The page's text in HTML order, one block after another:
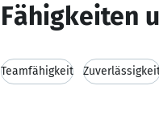
Fähigkeiten
Teamfähigkeit